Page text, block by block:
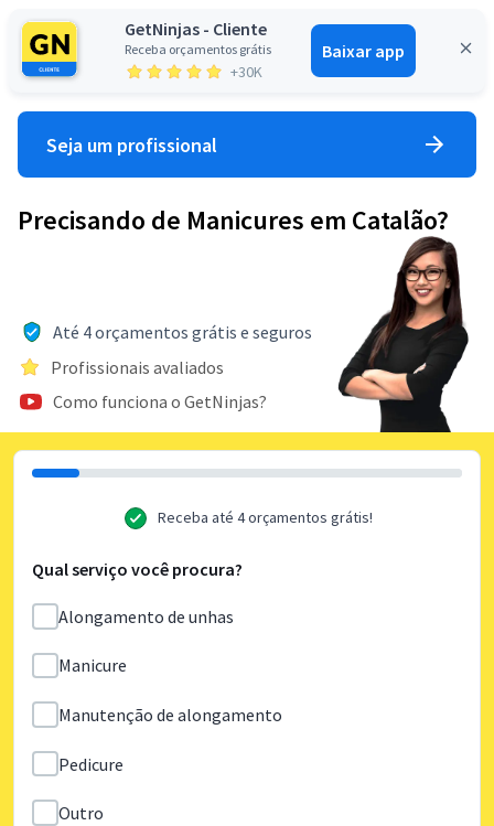
GetNinjas - Cliente
Receba orçamentos grátis
+30K
Baixar app
Entrar
Seja um profissional
Precisando de Manicures em Catalão?
Até 4 orçamentos grátis e seguros
Profissionais avaliados
Como funciona o GetNinjas?
Receba até 4 orçamentos grátis!
Qual serviço você procura?
Alongamento de unhas
Manicure
Manutenção de alongamento
Pedicure
Outro